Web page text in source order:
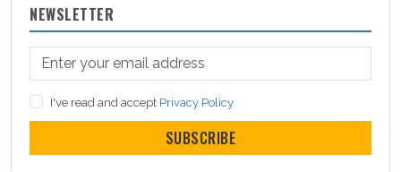
NEWSLETTER
I've read and accept Privacy Policy
SUBSCRIBE